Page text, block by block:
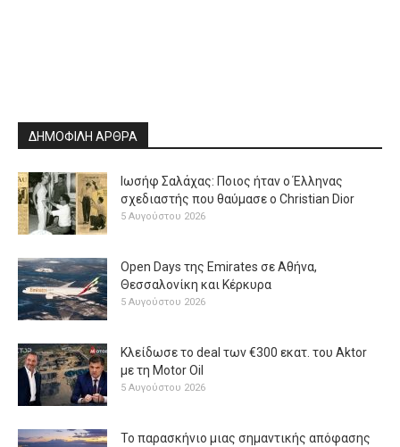
ΔΗΜΟΦΙΛΗ ΑΡΘΡΑ
Ιωσήφ Σαλάχας: Ποιος ήταν ο Έλληνας
σχεδιαστής που θαύμασε ο Christian Dior
5 Αυγούστου 2026
Open Days της Emirates σε Αθήνα,
Θεσσαλονίκη και Κέρκυρα
5 Αυγούστου 2026
Κλείδωσε το deal των €300 εκατ. του Aktor
με τη Μotor Oil
5 Αυγούστου 2026
Το παρασκήνιο μιας σημαντικής απόφασης